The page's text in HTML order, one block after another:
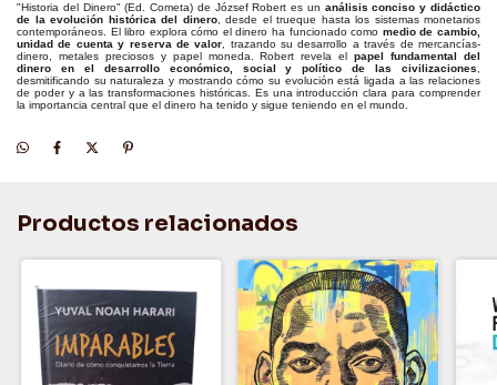
"Historia del Dinero" (Ed. Cometa) de József Robert es un análisis conciso y didáctico
de la evolución histórica del dinero, desde el trueque hasta los sistemas monetarios
contemporáneos. El libro explora cómo el dinero ha funcionado como medio de cambio,
unidad de cuenta y reserva de valor, trazando su desarrollo a través de mercancías-
dinero, metales preciosos y papel moneda. Robert revela elpapel fundamental del
dinero en el desarrollo económico, social y político de las civilizaciones,
desmitificando su naturaleza y mostrando cómo su evolución está ligada a las relaciones
de poder y a las transformaciones históricas. Es una introducción clara para comprender
la importancia central que el dinero ha tenido y sigue teniendo en el mundo.
Productos relacionados